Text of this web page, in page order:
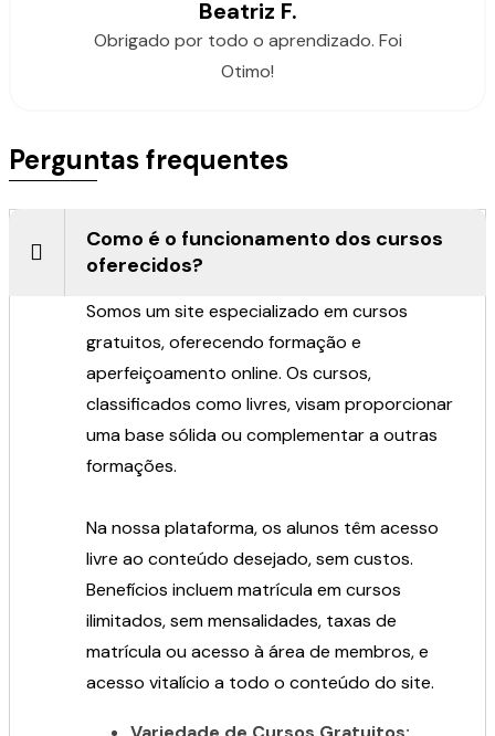
Beatriz F.
Obrigado por todo o aprendizado. Foi
Otimo!
Perguntas frequentes
Como é o funcionamento dos cursos
oferecidos?
Somos um site especializado em cursos
gratuitos, oferecendo formação e
aperfeiçoamento online. Os cursos,
classificados como livres, visam proporcionar
uma base sólida ou complementar a outras
formações.
Na nossa plataforma, os alunos têm acesso
livre ao conteúdo desejado, sem custos.
Benefícios incluem matrícula em cursos
ilimitados, sem mensalidades, taxas de
matrícula ou acesso à área de membros, e
acesso vitalício a todo o conteúdo do site.